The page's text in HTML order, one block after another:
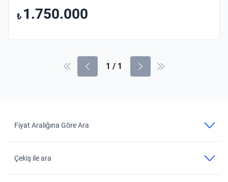
₺ 1.750.000
1 / 1
Fiyat Aralığına Göre Ara
Çekiş ile ara